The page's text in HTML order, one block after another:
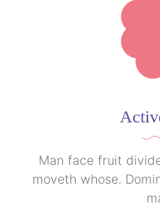
Man face fruit
moveth whose.